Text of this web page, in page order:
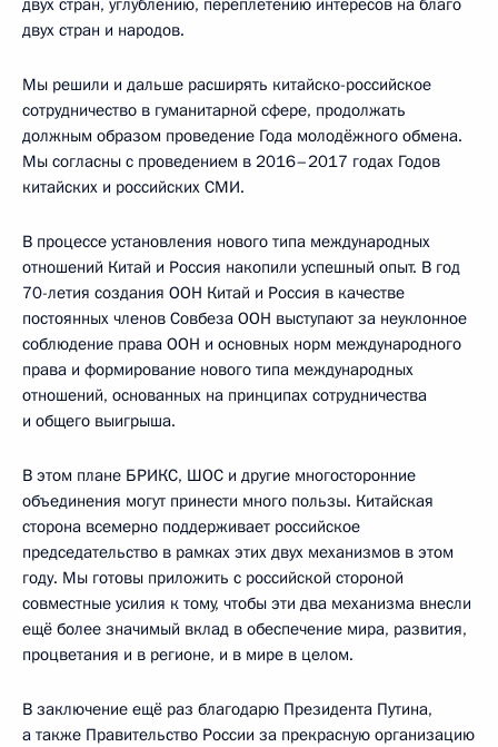
двух стран и народов.
Мы решили и дальше расширять китайско-российское
сотрудничество в гуманитарной сфере, продолжать
должным образом проведение Года молодёжного обмена.
Мы согласны с проведением в 2016–2017 годах Годов
китайских и российских СМИ.
В процессе установления нового типа международных
отношений Китай и Россия накопили успешный опыт. В год
70-летия создания ООН Китай и Россия в качестве
постоянных членов Совбеза ООН выступают за неуклонное
соблюдение права ООН и основных норм международного
права и формирование нового типа международных
отношений, основанных на принципах сотрудничества
и общего выигрыша.
В этом плане БРИКС, ШОС и другие многосторонние
объединения могут принести много пользы. Китайская
сторона всемерно поддерживает российское
председательство в рамках этих двух механизмов в этом
году. Мы готовы приложить с российской стороной
совместные усилия к тому, чтобы эти два механизма внесли
ещё более значимый вклад в обеспечение мира, развития,
процветания и в регионе, и в мире в целом.
В заключение ещё раз благодарю Президента Путина,
а также Правительство России за прекрасную организацию